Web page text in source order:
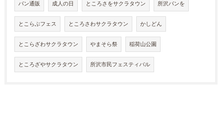
パン通販 成人の日 ところさをサクラタウン 所沢パンを
とこらぶフェス ところさわサクラタウン かしどん
とこらざわサクラタウン やまそら祭 稲荷山公園
ところざやサクラタウン 所沢市民フェスティバル